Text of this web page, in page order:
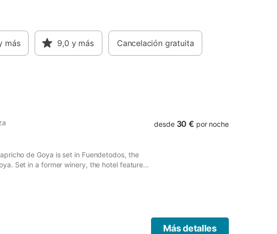
más 9,0 y más Cancelación gratuita
de Goya is set in Fuendetodos, the
Set in a former winery, the hotel features
has a wardrobe and TV.
desde 30 € por noche
Más detalles